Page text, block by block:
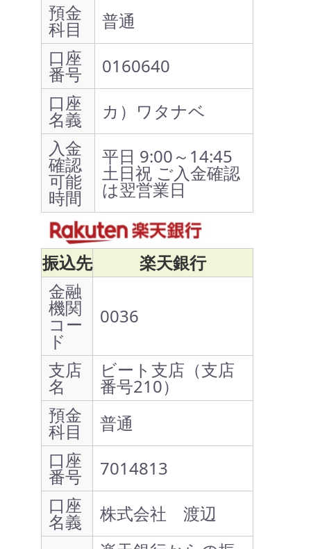
預金
科目
普通
口座
番号
0160640
口座
名義
カ）ワタナベ
入金
確認
可能
時間
平日 9:00～14:45
土日祝 ご入金確認
は翌営業日
振込先
楽天銀行
金融
機関
コー
ド
0036
支店
名
ビート支店（支店
番号210）
預金
科目
普通
口座
番号
7014813
口座
名義
株式会社 渡辺